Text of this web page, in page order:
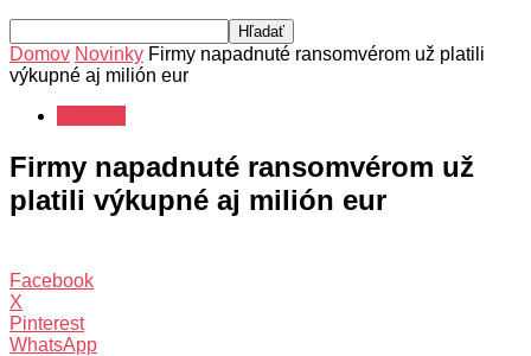
Domov Novinky Firmy napadnuté ransomvérom už platili
výkupné aj milión eur
Firmy napadnuté ransomvérom už
platili výkupné aj milión eur
Facebook
X
Pinterest
WhatsApp